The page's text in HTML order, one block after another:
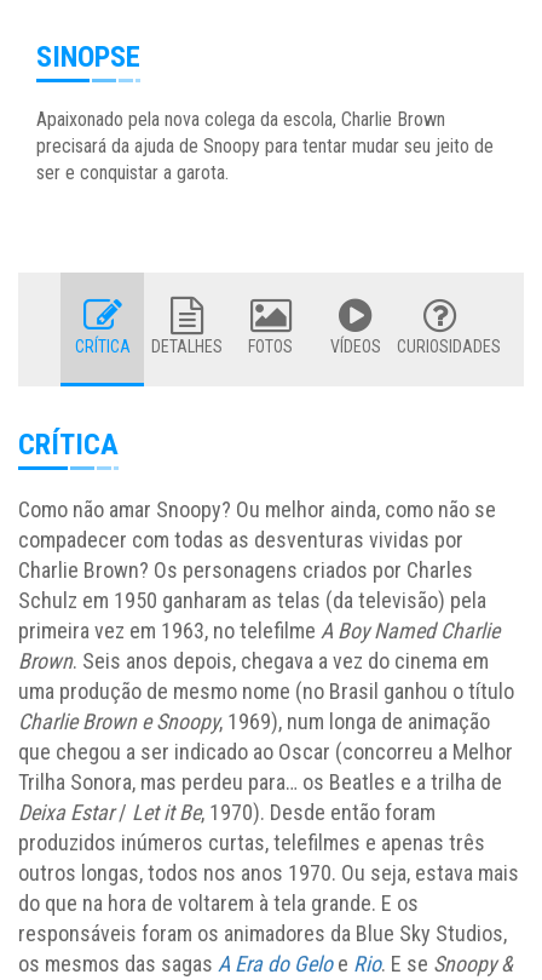
SINOPSE
Apaixonado pela nova colega da escola, Charlie Brown
precisará da ajuda de Snoopy para tentar mudar seu jeito de
ser e conquistar a garota.
CRÍTICA DETALHES FOTOS VÍDEOS CURIOSIDADES
CRÍTICA
Como não amar Snoopy? Ou melhor ainda, como não se
compadecer com todas as desventuras vividas por
Charlie Brown? Os personagens criados por Charles
Schulz em 1950 ganharam as telas (da televisão) pela
primeira vez em 1963, no telefilme A Boy Named Charlie
Brown. Seis anos depois, chegava a vez do cinema em
uma produção de mesmo nome (no Brasil ganhou o título
Charlie Brown e Snoopy, 1969), num longa de animação
que chegou a ser indicado ao Oscar (concorreu a Melhor
Trilha Sonora, mas perdeu para… os Beatles e a trilha de
Deixa Estar/ Let it Be, 1970). Desde então foram
produzidos inúmeros curtas, telefilmes e apenas três
outros longas, todos nos anos 1970. Ou seja, estava mais
do que na hora de voltarem à tela grande. E os
responsáveis foram os animadores da Blue Sky Studios,
os mesmos das sagas A Era do Geloe Rio. E se Snoopy &